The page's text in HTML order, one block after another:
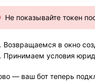
Не показывайте токен
Возвращаемся в окно
Принимаем условия
— ваш бот теперь